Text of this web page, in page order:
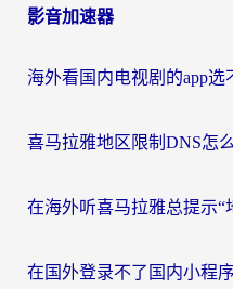
影音加速器